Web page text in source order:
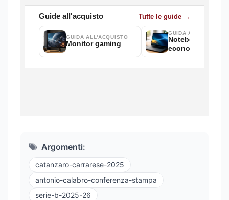
Argomenti:
catanzaro-carrarese-2025
antonio-calabro-conferenza-stampa
serie-b-2025-26